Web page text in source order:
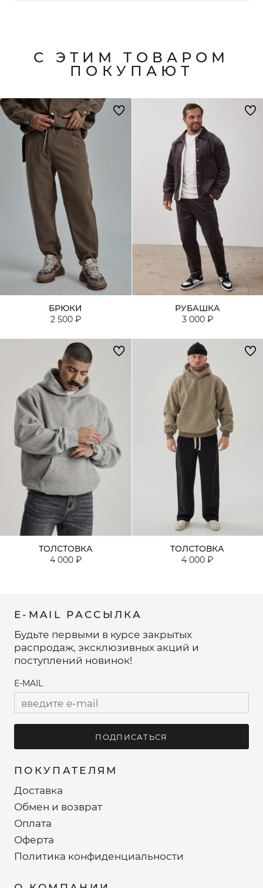
С ЭТИМ ТОВАРОМ
ПОКУПАЮТ
БРЮКИ
2 500 ₽
РУБАШКА
3 000 ₽
ТОЛСТОВКА
4 000 ₽
ТОЛСТОВКА
4 000 ₽
ПОКУПАТЕЛЯМ
Доставка
Обмен и возврат
Оплата
Оферта
Политика конфиденциальности
E-MAIL РАССЫЛКА
Будьте первыми в курсе закрытых
распродаж, эксклюзивных акций и
поступлений новинок!
E-MAIL
ПОДПИСАТЬСЯ